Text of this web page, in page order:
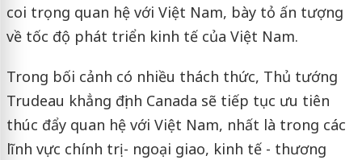
coi trọng quan hệ với Việt Nam, bày tỏ ấn tượng
về tốc độ phát triển kinh tế của Việt Nam.
Trong bối cảnh có nhiều thách thức, Thủ tướng
Trudeau khẳng định Canada sẽ tiếp tục ưu tiên
thúc đẩy quan hệ với Việt Nam, nhất là trong các
lĩnh vực chính trị - ngoại giao, kinh tế - thương